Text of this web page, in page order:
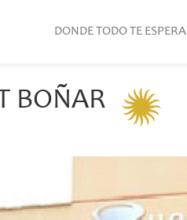
DONDE TODO TE ESPERA
BOÑAR